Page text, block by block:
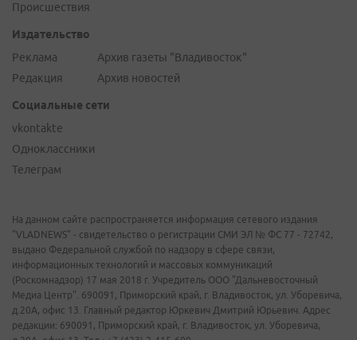
Происшествия
Издательство
Реклама
Редакция
Архив газеты "Владивосток"
Архив новостей
Социальные сети
vkontakte
Одноклассники
Телеграм
На данном сайте распространяется информация сетевого издания
"VLADNEWS" - свидетельство о регистрации СМИ ЭЛ № ФС 77 - 72742,
выдано Федеральной службой по надзору в сфере связи,
информационных технологий и массовых коммуникаций
(Роскомнадзор) 17 мая 2018 г. Учредитель ООО "Дальневосточный
Медиа Центр". 690091, Приморский край, г. Владивосток, ул. Уборевича,
д.20А, офис 13. Главный редактор Юркевич Дмитрий Юрьевич. Адрес
редакции: 690091, Приморский край, г. Владивосток, ул. Уборевича,